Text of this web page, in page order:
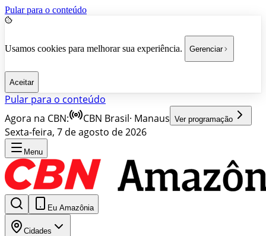
Pular para o conteúdo
Usamos cookies para melhorar sua experiência. Gerenciar
Aceitar
Pular para o conteúdo
Agora na CBN:
CBN Brasil· Manaus Ver programação
Sexta-feira, 7 de agosto de 2026
Menu
Eu Amazônia
Cidades